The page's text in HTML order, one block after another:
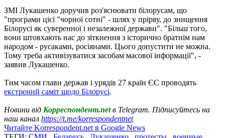
ЗМІ Лукашенко доручив роз'яснювати білорусам, що
"програми цієї "чорної сотні" - шлях у прірву, до знищення
Білорусі як суверенної і незалежної держави". "Більш того,
вони штовхають нас до зіткнення з історично братнім нам
народом - русаками, росіянами. Цього допустити не можна.
Тому треба активізуватися засобам масової інформації", -
заявив Лукашенко.
Тим часом глави держав і урядів 27 країн ЄС проводять
екстрений саміт щодо Білорусі.
Новини від Корреспондент.netв Telegram. Підписуйтесь на
наш канал https://t.me/korrespondentnet
Читайте Korrespondent.net в Google News